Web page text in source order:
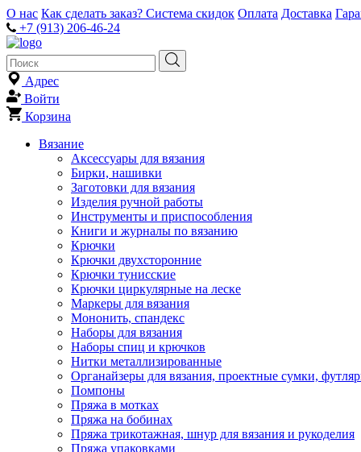
О нас Как сделать заказ? Система скидок Оплата Доставка
+7 (913) 206-46-24
Адрес
Войти
Корзина
Вязание
Аксессуары для вязания
Бирки, нашивки
Заготовки для вязания
Изделия ручной работы
Инструменты и приспособления
Книги и журналы по вязанию
Крючки
Крючки двухсторонние
Крючки тунисские
Крючки циркулярные на леске
Маркеры для вязания
Мононить, спандекс
Наборы для вязания
Наборы спиц и крючков
Нитки металлизированные
Органайзеры для вязания, проектные сумки,
Помпоны
Пряжа в мотках
Пряжа на бобинах
Пряжа трикотажная, шнур для вязания и рукоделия
Пряжа упаковками